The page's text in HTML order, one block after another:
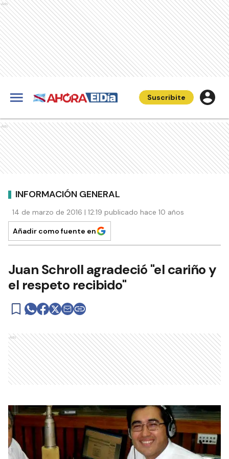
Ads
Suscribite
Ads
INFORMACIÓN GENERAL
14 de marzo de 2016 | 12:19 publicado hace 10 años
Añadir como fuente en
Juan Schroll agradeció "el cariño y
el respeto recibido"
Ads